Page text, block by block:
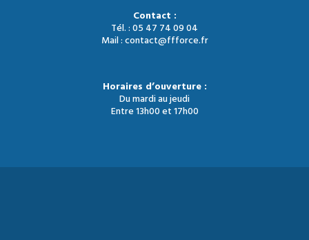
Contact :
Tél. : 05 47 74 09 04
Mail : contact@ffforce.fr
Horaires d’ouverture :
Du mardi au jeudi
Entre 13h00 et 17h00